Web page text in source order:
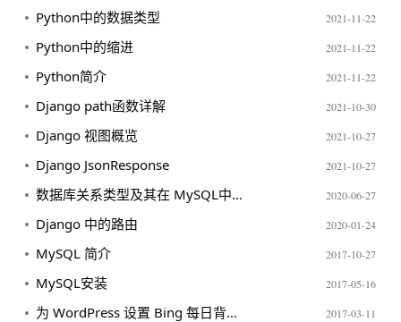
Python中的数据类型 2021-11-22
Python中的缩进 2021-11-22
Python简介 2021-11-22
Django path函数详解 2021-10-30
Django 视图概览 2021-10-27
Django JsonResponse 2021-10-27
数据库关系类型及其在 MySQL中的应用 2020-06-27
Django 中的路由 2020-01-24
MySQL 简介 2017-10-27
MySQL安装 2017-05-16
为 WordPress 设置 Bing 每日背景图片 2017-03-11